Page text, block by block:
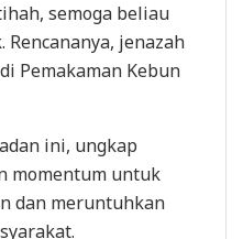
semoga beliau
jenazah
Pemakaman Kebun
ini, ungkap
momentum untuk
dan meruntuhkan